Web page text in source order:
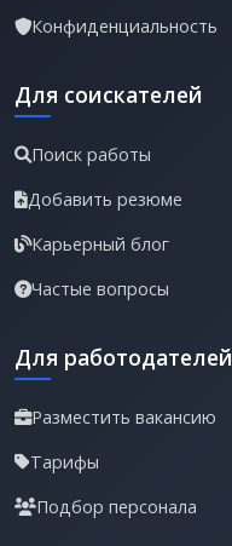
Конфиденциальность
Для соискателей
Поиск работы
Добавить резюме
Карьерный блог
Частые вопросы
Для работодателей
Разместить вакансию
Тарифы
Подбор персонала